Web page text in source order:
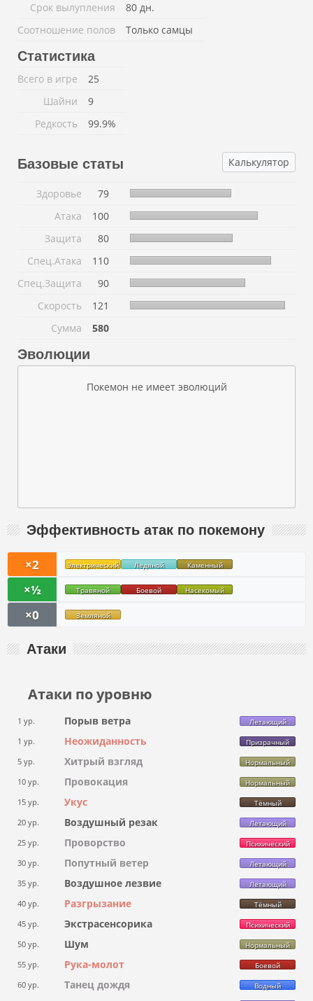
Срок вылупления
80 дн.
Соотношение полов
Только самцы
Статистика
Всего в игре
25
Шайни
9
Редкость
99.9%
Базовые статы Калькулятор
Здоровье
79
Атака
100
Защита
80
Спец.Атака
110
Спец.Защита
90
Скорость
121
Сумма
580
Эволюции
Покемон не имеет эволюций
Эффективность атак по покемону
×2 Электрический Ледяной Каменный
×½ Травяной Боевой Насекомый
×0 Земляной
Атаки
Атаки по уровню
1 ур. Порыв ветра Летающий
1 ур. Неожиданность Призрачный
5 ур. Хитрый взгляд Нормальный
10 ур. Провокация Нормальный
15 ур. Укус Тёмный
20 ур. Воздушный резак Летающий
25 ур. Проворство Психический
30 ур. Попутный ветер Летающий
35 ур. Воздушное лезвие Летающий
40 ур. Разгрызание Тёмный
45 ур. Экстрасенсорика Психический
50 ур. Шум Нормальный
55 ур. Рука-молот Боевой
60 ур. Танец дождя Водный